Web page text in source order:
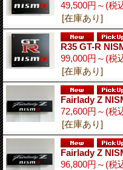
49,500円～ (税
[在庫あり]
R35 GT-R
99,000円～ (税
[在庫あり]
Fairlady Z
72,600円～ (税
[在庫あり]
Fairlady Z
96,800円～ (税